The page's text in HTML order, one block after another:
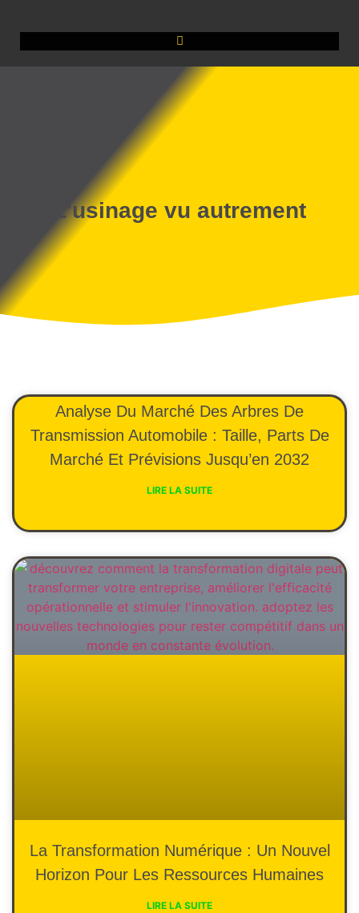
L'usinage vu autrement
Analyse Du Marché Des Arbres De
Transmission Automobile : Taille, Parts De
Marché Et Prévisions Jusqu’en 2032
LIRE LA SUITE
La Transformation Numérique : Un Nouvel
Horizon Pour Les Ressources Humaines
LIRE LA SUITE